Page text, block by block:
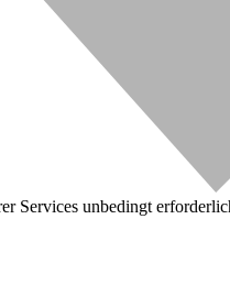
Services unbedingt